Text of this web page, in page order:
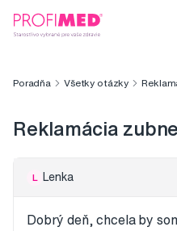
Poradňa Všetky otázky
Reklamácia
L Lenka
Dobrý deň, chcela by